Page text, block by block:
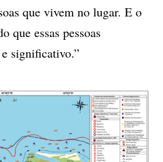
que vivem no lugar. E o
que essas pessoas
significativo.”